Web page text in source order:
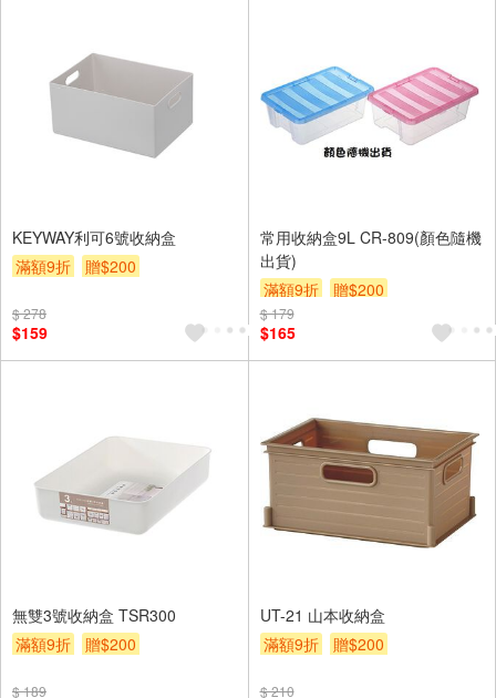
KEYWAY利可6號收納盒
滿額9折
贈$200
$ 278
$159
常用收納盒9L CR-809(顏色隨機
出貨)
滿額9折
贈$200
$ 179
$165
無雙3號收納盒 TSR300
滿額9折
贈$200
$ 189
UT-21 山本收納盒
滿額9折
贈$200
$ 210